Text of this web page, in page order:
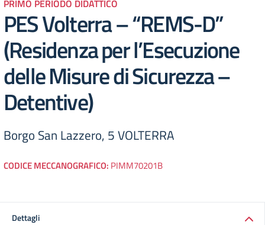
PRIMO PERIODO DIDATTICO
PES Volterra – “REMS-D”
(Residenza per l’Esecuzione
delle Misure di Sicurezza –
Detentive)
Borgo San Lazzero, 5 VOLTERRA
CODICE MECCANOGRAFICO: PIMM70201B
Dettagli